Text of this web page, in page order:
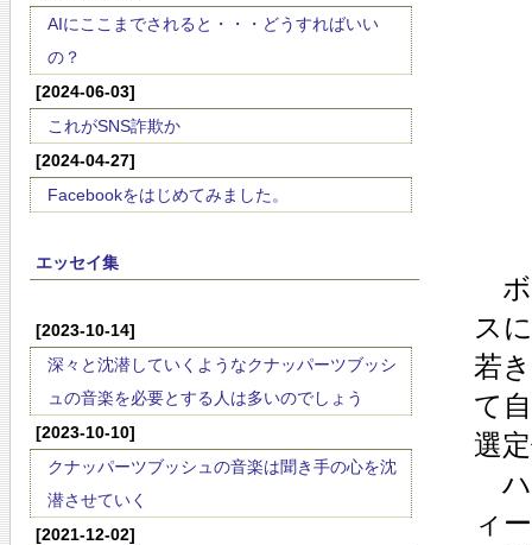
AIにここまでされると・・・どうすればいい
の？
[2024-06-03]
これがSNS詐欺か
[2024-04-27]
Facebookをはじめてみました。
エッセイ集
[2023-10-14]
深々と沈潜していくようなクナッパーツブッシ
ュの音楽を必要とする人は多いのでしょう
[2023-10-10]
クナッパーツブッシュの音楽は聞き手の心を沈
潜させていく
[2021-12-02]
ボ
ス
若
て
選
ハ
ィ